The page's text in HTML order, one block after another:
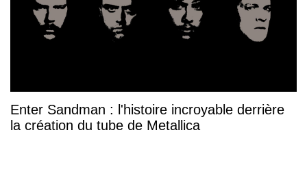
Enter Sandman : l'histoire incroyable derrière
la création du tube de Metallica